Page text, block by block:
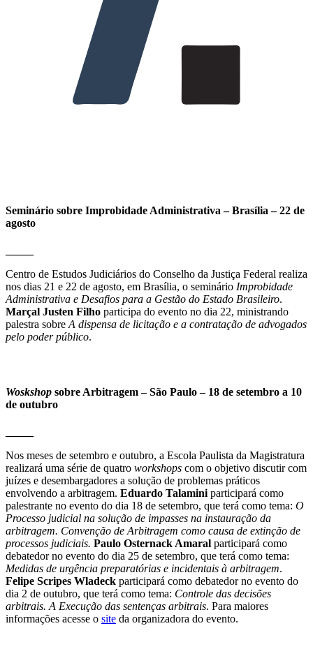
Seminário sobre Improbidade Administrativa – Brasília – 22 de
agosto
Centro de Estudos Judiciários do Conselho da Justiça Federal realiza
nos dias 21 e 22 de agosto, em Brasília, o seminário Improbidade
Administrativa e Desafios para a Gestão do Estado Brasileiro.
Marçal Justen Filho participa do evento no dia 22, ministrando
palestra sobre A dispensa de licitação e a contratação de advogados
pelo poder público.
Woskshop sobre Arbitragem – São Paulo – 18 de setembro a 10
de outubro
Nos meses de setembro e outubro, a Escola Paulista da Magistratura
realizará uma série de quatro workshops com o objetivo discutir com
juízes e desembargadores a solução de problemas práticos
envolvendo a arbitragem. Eduardo Talamini participará como
palestrante no evento do dia 18 de setembro, que terá como tema: O
Processo judicial na solução de impasses na instauração da
arbitragem. Convenção de Arbitragem como causa de extinção de
processos judiciais. Paulo Osternack Amaral participará como
debatedor no evento do dia 25 de setembro, que terá como tema:
Medidas de urgência preparatórias e incidentais à arbitragem.
Felipe Scripes Wladeck participará como debatedor no evento do
dia 2 de outubro, que terá como tema: Controle das decisões
arbitrais. A Execução das sentenças arbitrais. Para maiores
informações acesse o site da organizadora do evento.